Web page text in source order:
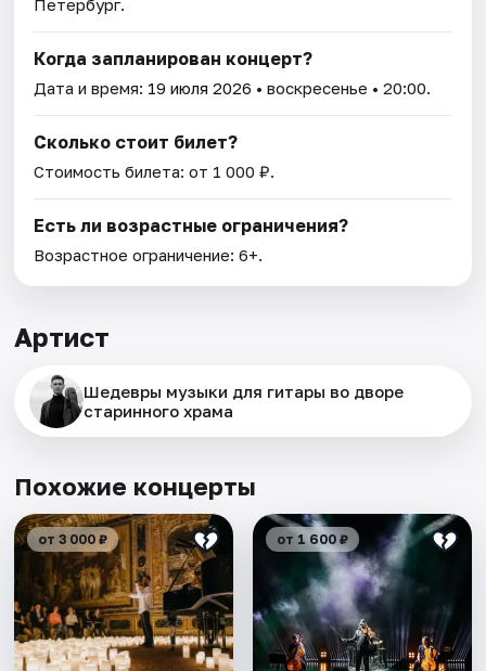
Петербург.
Когда запланирован концерт?
Дата и время: 19 июля 2026 • воскресенье • 20:00.
Сколько стоит билет?
Стоимость билета: от 1 000 ₽.
Есть ли возрастные ограничения?
Возрастное ограничение: 6+.
Артист
Шедевры музыки для гитары во дворе
старинного храма
Похожие концерты
от 3 000 ₽ от 1 600 ₽